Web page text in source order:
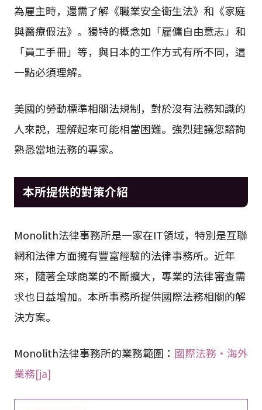
為雇主時，還需了解《職業安全衛生法》和《家庭
與醫療假法》。獨特的概念如「雇傭自由意志」和
「員工手冊」等，與日本的工作方式有所不同，這
一點必須理解。
美國的勞動標準相關法規制，對於沒有法務知識的
人來說，理解起來可能相當困難。強烈建議您諮詢
熟悉當地法務的專家。
本所提供的對策介紹
Monolith法律事務所是一家在IT領域，特別是互聯
網和法律方面擁有豐富經驗的法律事務所。近年
來，隨著全球商業的不斷擴大，專業的法律審查需
求也日益增加。本所事務所提供國際法務相關的解
決方案。
Monolith法律事務所的業務範圍： 國際法務・海外
業務[ja]